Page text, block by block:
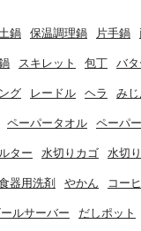
鍋 保温調理鍋 片手鍋
スキレット 包丁 バ
グ レードル ヘラ み
ペーパータオル ペーパ
ター 水切りカゴ 水切
器用洗剤 やかん コー
ールサーバー だしポット